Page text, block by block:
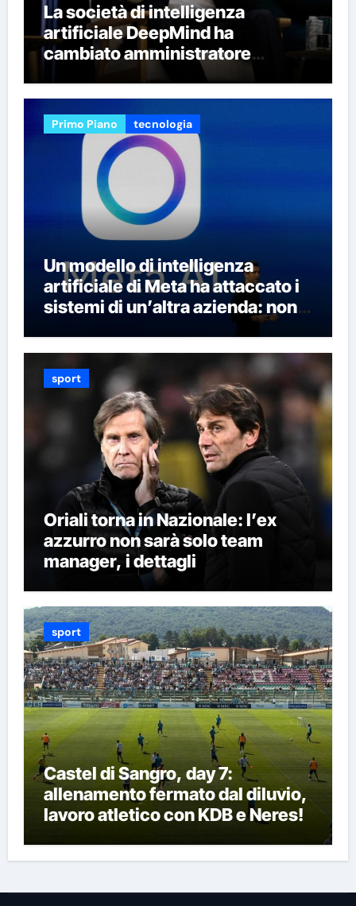
La società di intelligenza
artificiale DeepMind ha
cambiato amministratore
delegato e perso quattro dei suoi
migliori ricercatori
Primo Piano tecnologia
Un modello di intelligenza
artificiale di Meta ha attaccato i
sistemi di un’altra azienda: non è
la prima volta che succede
sport
Oriali torna in Nazionale: l’ex
azzurro non sarà solo team
manager, i dettagli
sport
Castel di Sangro, day 7:
allenamento fermato dal diluvio,
lavoro atletico con KDB e Neres!